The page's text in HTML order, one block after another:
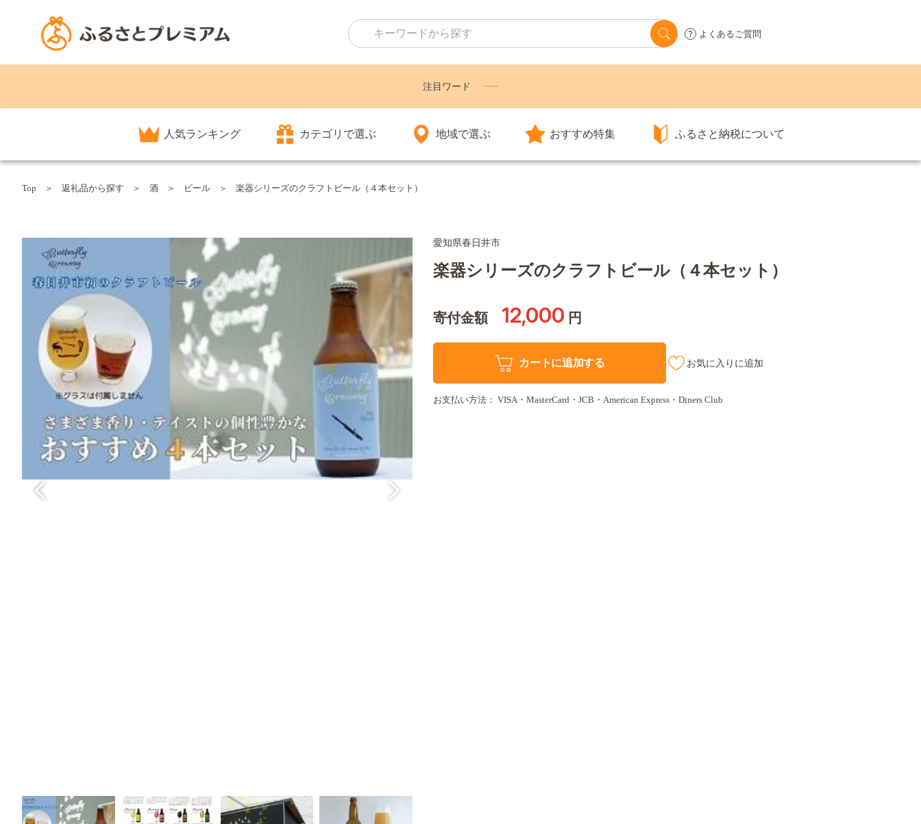
よくあるご質問
注目ワード
人気ランキング カテゴリで選ぶ 地域で選ぶ おすすめ特集 ふるさと納税について
Top 返礼品から探す 酒 ビール 楽器シリーズのクラフトビール（４本セット）
愛知県春日井市
楽器シリーズのクラフトビール（４本セット）
寄付金額 12,000 円
カートに追加する お気に入りに追加
お支払い方法： VISA・MasterCard・JCB・American Express・Diners Club